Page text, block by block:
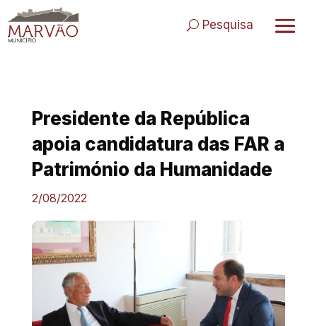
to
content
Pesquisa
Presidente da República
apoia candidatura das FAR a
Património da Humanidade
2/08/2022